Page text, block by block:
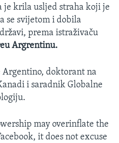
je krila usljed straha koji je
se svijetom i dobila
prema istraživaču
Argrentinu.
Argentino, doktorant na
i saradnik Globalne
may overinflate the
it does not excuse